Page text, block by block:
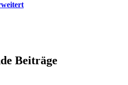
Beiträge